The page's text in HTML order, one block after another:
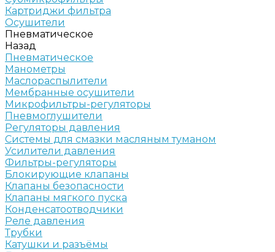
Картриджи фильтра
Осушители
Пневматическое
Назад
Пневматическое
Манометры
Маслораспылители
Мембранные осушители
Микрофильтры-регуляторы
Пневмоглушители
Регуляторы давления
Системы для смазки масляным туманом
Усилители давления
Фильтры-регуляторы
Блокирующие клапаны
Клапаны безопасности
Клапаны мягкого пуска
Конденсатоотводчики
Реле давления
Трубки
Катушки и разъёмы